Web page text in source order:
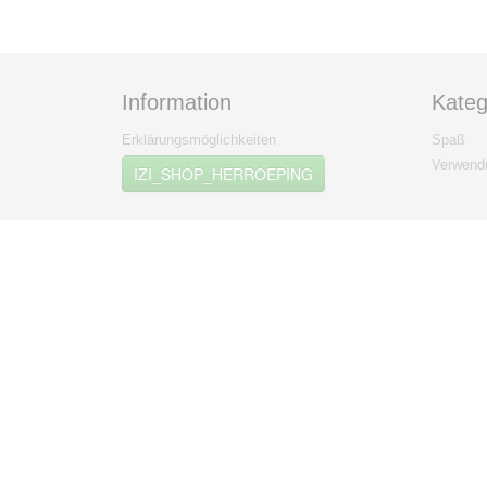
Information
Erklärungsmöglichkeiten
IZI_SHOP_HERROEPING
Spaß